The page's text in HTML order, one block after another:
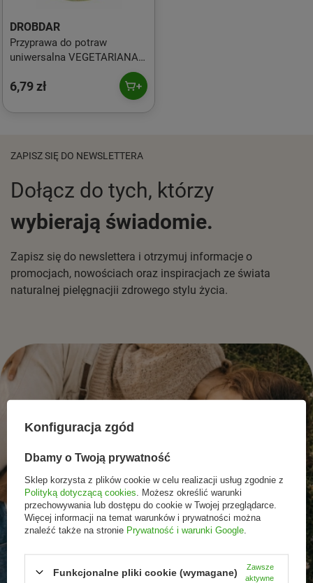
DROBDAR
Przyprawa do potraw
uniwersalna VEGETARIANA
6,79 zł
ZAPISZ SIĘ DO NEWSLETTERA
Dołącz do tych, którzy
wybierają świadomie.
Zapisz się do newslettera i otrzymuj informacje o
promocjach, nowościach oraz inspiracjach ze świata
naturalnej pielęgnacjii zdrowego stylu życia.
Konfiguracja zgód
Dbamy o Twoją prywatność
Sklep korzysta z plików cookie w celu realizacji usług zgodnie z
Polityką dotyczącą cookies . Możesz określić warunki
przechowywania lub dostępu do cookie w Twojej przeglądarce.
Więcej informacji na temat warunków i prywatności można
znaleźć także na stronie Prywatność i warunki Google
Funkcjonalne pliki cookie (wymagane)
Zawsze
aktywne